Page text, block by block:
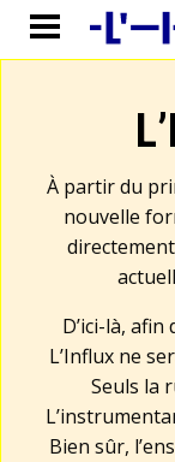
À partir du
nouvelle
D’ici-là,
L’Influx ne
Seuls la
Bien sûr,